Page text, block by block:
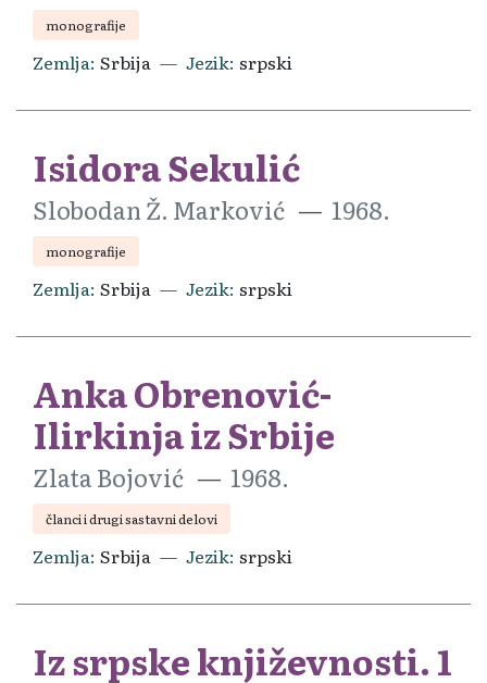
monografije
Zemlja Srbija Jezik srpski
Isidora Sekulić
Slobodan Ž. Marković 1968.
monografije
Zemlja Srbija Jezik srpski
Anka Obrenović-
Ilirkinja iz Srbije
Zlata Bojović 1968.
članci i drugi sastavni delovi
Zemlja Srbija Jezik srpski
Iz srpske književnosti. 1